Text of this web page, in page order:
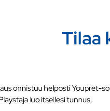
Tilaa
onnistuu helposti Youpret-
ja luo itsellesi tunnus.